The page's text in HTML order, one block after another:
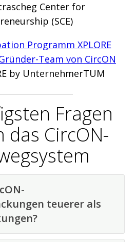
Center for
(SCE)
by UnternehmerTUM
Fragen
das CircON-
teuerer als